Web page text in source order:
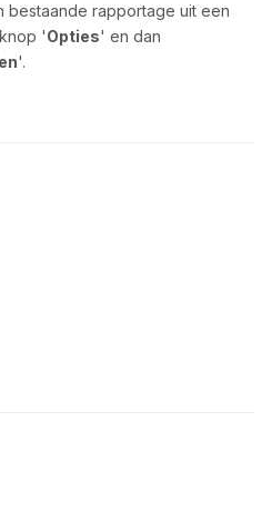
bestaande rapportage uit een
'Opties' en dan
'.